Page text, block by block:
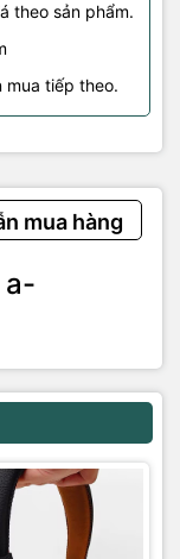
theo sản phẩm.
mua tiếp theo.
mua hàng
a-